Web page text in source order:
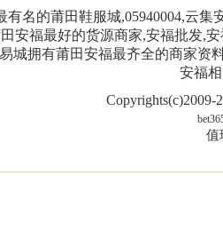
有名的莆田鞋服城,05940004,云
安福最好的货源商家,安福批发,
城拥有莆田安福最齐全的商家资
安福
Copyrights(c)2009-
值